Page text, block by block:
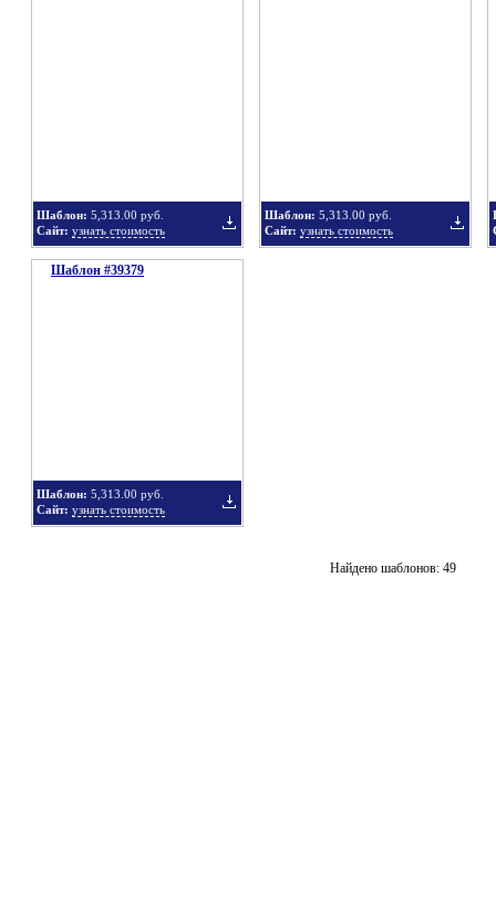
Шаблон: 5,313.00 руб.
Сайт: узнать стоимость
Шаблон: 5,313.00 руб.
Сайт: узнать стоимость
Шаблон #39379
Шаблон: 5,313.00 руб.
Сайт: узнать стоимость
Найдено шаблонов: 49